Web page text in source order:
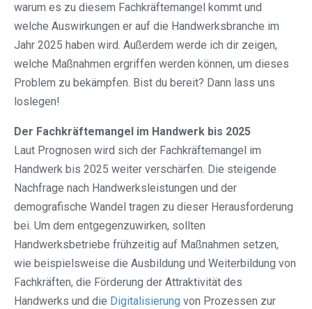
warum es zu diesem Fachkräftemangel kommt und
welche Auswirkungen er auf die Handwerksbranche im
Jahr 2025 haben wird. Außerdem werde ich dir zeigen,
welche Maßnahmen ergriffen werden können, um dieses
Problem zu bekämpfen. Bist du bereit? Dann lass uns
loslegen!
Der Fachkräftemangel im Handwerk bis 2025
Laut Prognosen wird sich der Fachkräftemangel im
Handwerk bis 2025 weiter verschärfen. Die steigende
Nachfrage nach Handwerksleistungen und der
demografische Wandel tragen zu dieser Herausforderung
bei. Um dem entgegenzuwirken, sollten
Handwerksbetriebe frühzeitig auf Maßnahmen setzen,
wie beispielsweise die Ausbildung und Weiterbildung von
Fachkräften, die Förderung der Attraktivität des
Handwerks und die Digitalisierung von Prozessen zur